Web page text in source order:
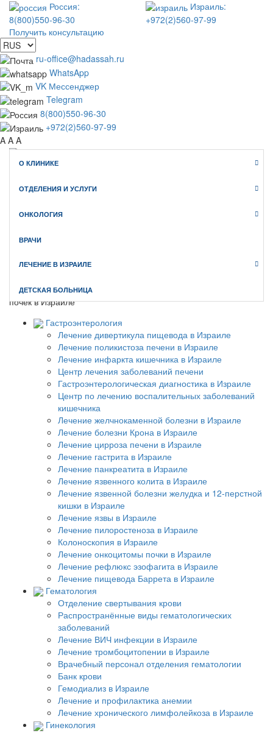
Россия:
8(800)550-96-30
Израиль:
+972(2)560-97-99
Получить консультацию
ru-office@hadassah.ru
WhatsApp
VK Мессенджер
Telegram
8(800)550-96-30
+972(2)560-97-99
A A A
WhatsApp
VK Мессенджер
О КЛИНИКЕ
ОТДЕЛЕНИЯ И УСЛУГИ
ОНКОЛОГИЯ
ВРАЧИ
ЛЕЧЕНИЕ В ИЗРАИЛЕ
ДЕТСКАЯ БОЛЬНИЦА
Главная // Нефрология и гипертензия
почек в Израиле
Гастроэнтерология
Лечение дивертикула пищевода в Израиле
Лечение поликистоза печени в Израиле
Лечение инфаркта кишечника в Израиле
Центр лечения заболеваний печени
Гастроэнтерологическая диагностика в Израиле
Центр по лечению воспалительных заболеваний
кишечника
Лечение желчнокаменной болезни в Израиле
Лечение болезни Крона в Израиле
Лечение цирроза печени в Израиле
Лечение гастрита в Израиле
Лечение панкреатита в Израиле
Лечение язвенного колита в Израиле
Лечение язвенной болезни желудка и 12-перстной
кишки в Израиле
Лечение язвы в Израиле
Лечение пилоростеноза в Израиле
Колоноскопия в Израиле
Лечение онкоцитомы почки в Израиле
Лечение рефлюкс эзофагита в Израиле
Лечение пищевода Баррета в Израиле
Гематология
Отделение свертывания крови
Распространённые виды гематологических
заболеваний
Лечение ВИЧ инфекции в Израиле
Лечение тромбоцитопении в Израиле
Врачебный персонал отделения гематологии
Банк крови
Гемодиализ в Израиле
Лечение и профилактика анемии
Лечение хронического лимфолейкоза в Израиле
Гинекология